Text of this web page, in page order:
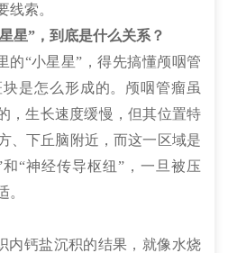
线索。
星”，到底是什么关系？
的“小星星”，得先搞懂颅咽管
是怎么形成的。颅咽管瘤虽
，生长速度缓慢，但其位置特
下丘脑附近，而这一区域是
“神经传导枢纽”，一旦被压
。
内钙盐沉积的结果，就像水烧